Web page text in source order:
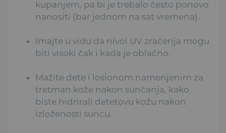
kupanjem, pa bi je trebalo često ponovo
nanositi (bar jednom na sat vremena).
Imajte u vidu da nivoi UV zračenja mogu
biti visoki čak i kada je oblačno.
Mažite dete i losionom namenjenim za
tretman kože nakon sunčanja, kako
biste hidrirali detetovu kožu nakon
izloženosti suncu.